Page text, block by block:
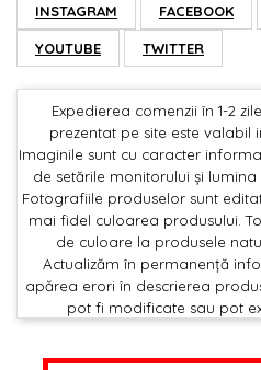
INSTAGRAM FACEBOOK
YOUTUBE TWITTER
Expedierea comenzii în 1-2
prezentat pe site este valabil
Imaginile sunt cu caracter
de setările monitorului și lumina
Fotografiile produselor sunt
mai fidel culoarea produsului.
de culoare la produsele
Actualizăm în permanență
apărea erori în descrierea
pot fi modificate sau pot